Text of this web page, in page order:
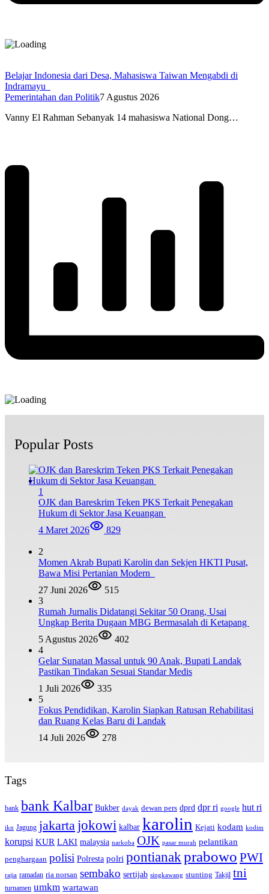
Belajar Indonesia dari Desa, Mahasiswa Taiwan Mengabdi di
Indramayu
Pemerintahan dan Politik7 Agustus 2026
Vanny El Rahman Sebanyak 14 mahasiswa National Dong…
Popular Posts
1
OJK dan Bareskrim Teken PKS Terkait Penegakan
Hukum di Sektor Jasa Keuangan
4 Maret 2026
829
2
Momen Akrab Bupati Karolin dan Sekjen HKTI Pusat,
Bawa Misi Pertanian Modern
27 Juni 2026
515
3
Rumah Jurnalis Didatangi Sekitar 50 Orang, Usai
Ungkap Berita Dugaan MBG Bermasalah di Ketapang
5 Agustus 2026
402
4
Gelar Sunatan Massal untuk 90 Anak, Bupati Landak
Pastikan Tindakan Sesuai Standar Medis
1 Juli 2026
335
5
Fokus Pendidikan, Karolin Siapkan Ratusan Rehabilitasi
dan Ruang Kelas Baru di Landak
14 Juli 2026
278
Tags
bank bank Kalbar Bukber dayak dewan pers dprd dpr ri google hut ri
ikn Jagung jakarta jokowi kalbar karolin Kejati kodam kodim
korupsi KUR LAKI malaysia narkoba OJK pasar murah pelantikan
penghargaan polisi Polresta polri pontianakprabowo PWI
rajia ramadan ria norsan sembako sertijab singkawang stunting Takjil tni
turnamen umkm wartawan